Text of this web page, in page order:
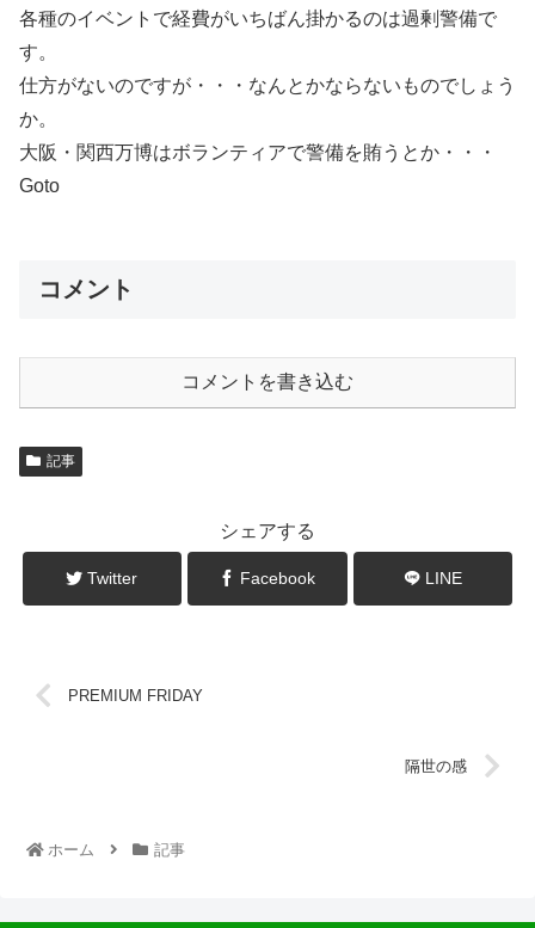
各種のイベントで経費がいちばん掛かるのは過剰警備で
す。
仕方がないのですが・・・なんとかならないものでしょう
か。
大阪・関西万博はボランティアで警備を賄うとか・・・
Goto
コメント
コメントを書き込む
記事
シェアする
Twitter Facebook LINE
PREMIUM FRIDAY
隔世の感
ホーム 記事